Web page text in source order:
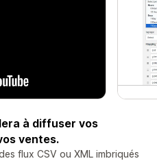
à diffuser vos
ventes.
flux CSV ou XML imbriqués